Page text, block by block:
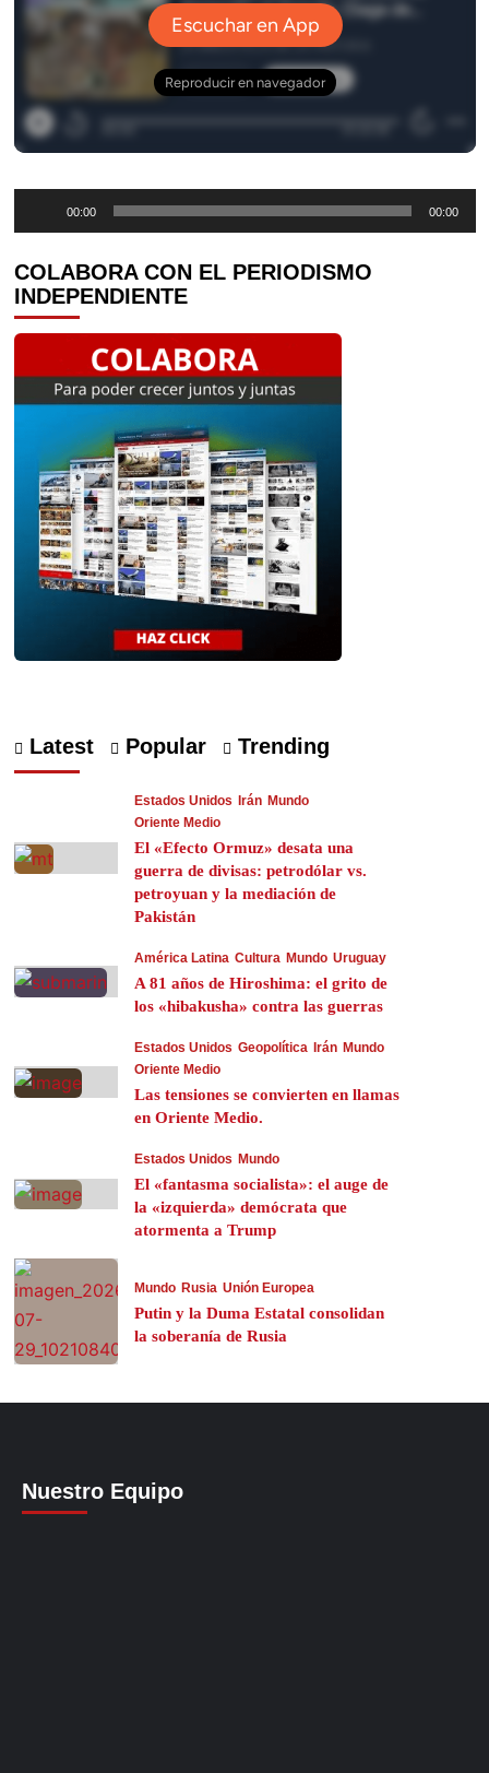
Reproductor
de
audio
00:00 00:00
COLABORA CON EL PERIODISMO
INDEPENDIENTE
Latest Popular Trending
Estados Unidos Irán Mundo
Oriente Medio
El «Efecto Ormuz» desata una
guerra de divisas: petrodólar vs.
petroyuan y la mediación de
Pakistán
América Latina Cultura Mundo Uruguay
A 81 años de Hiroshima: el grito de
los «hibakusha» contra las guerras
Estados Unidos Geopolítica Irán Mundo
Oriente Medio
Las tensiones se convierten en llamas
en Oriente Medio.
Estados Unidos Mundo
El «fantasma socialista»: el auge de
la «izquierda» demócrata que
atormenta a Trump
Mundo Rusia Unión Europea
Putin y la Duma Estatal consolidan
la soberanía de Rusia
Nuestro Equipo